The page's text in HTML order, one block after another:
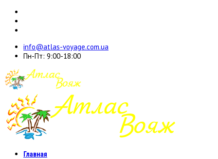
info@atlas-voyage.com.ua
Пн-Пт: 9:00-18:00
Главная